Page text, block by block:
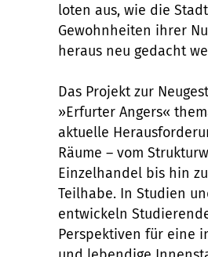
loten aus, wie die
Gewohnheiten ihrer
heraus neu gedacht
Das Projekt zur
»Erfurter Angers«
aktuelle
Räume – vom
Einzelhandel bis hin
Teilhabe. In Studien
entwickeln
Perspektiven für eine